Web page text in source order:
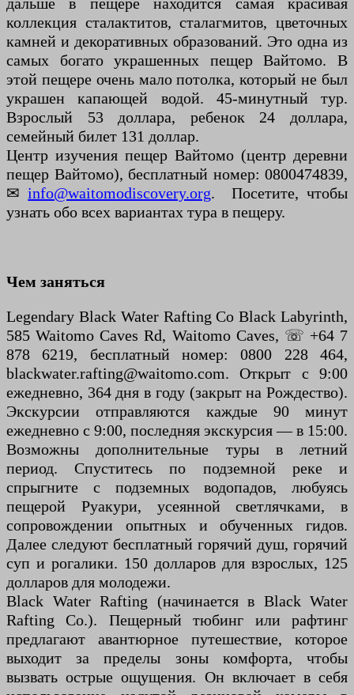
коллекция сталактитов, сталагмитов, цветочных
камней и декоративных образований. Это одна из
самых богато украшенных пещер Вайтомо. В
этой пещере очень мало потолка, который не был
украшен капающей водой. 45-минутный тур.
Взрослый 53 доллара, ребенок 24 доллара,
семейный билет 131 доллар.
Центр изучения пещер Вайтомо (центр деревни
пещер Вайтомо), бесплатный номер: 0800474839,
✉info@waitomodiscovery.org. Посетите, чтобы
узнать обо всех вариантах тура в пещеру.
Чем заняться
Legendary Black Water Rafting Co Black Labyrinth,
585 Waitomo Caves Rd, Waitomo Caves, ☏ +64 7
878 ​​6219, бесплатный номер: 0800 228 464,
blackwater.rafting@waitomo.com. Открыт с 9:00
ежедневно, 364 дня в году (закрыт на Рождество).
Экскурсии отправляются каждые 90 минут
ежедневно с 9:00, последняя экскурсия — в 15:00.
Возможны дополнительные туры в летний
период. Спуститесь по подземной реке и
спрыгните с подземных водопадов, любуясь
пещерой Руакури, усеянной светлячками, в
сопровождении опытных и обученных гидов.
Далее следуют бесплатный горячий душ, горячий
суп и рогалики. 150 долларов для взрослых, 125
долларов для молодежи.
Black Water Rafting (начинается в Black Water
Rafting Co.). Пещерный тюбинг или рафтинг
предлагают авантюрное путешествие, которое
выходит за пределы зоны комфорта, чтобы
вызвать острые ощущения. Он включает в себя